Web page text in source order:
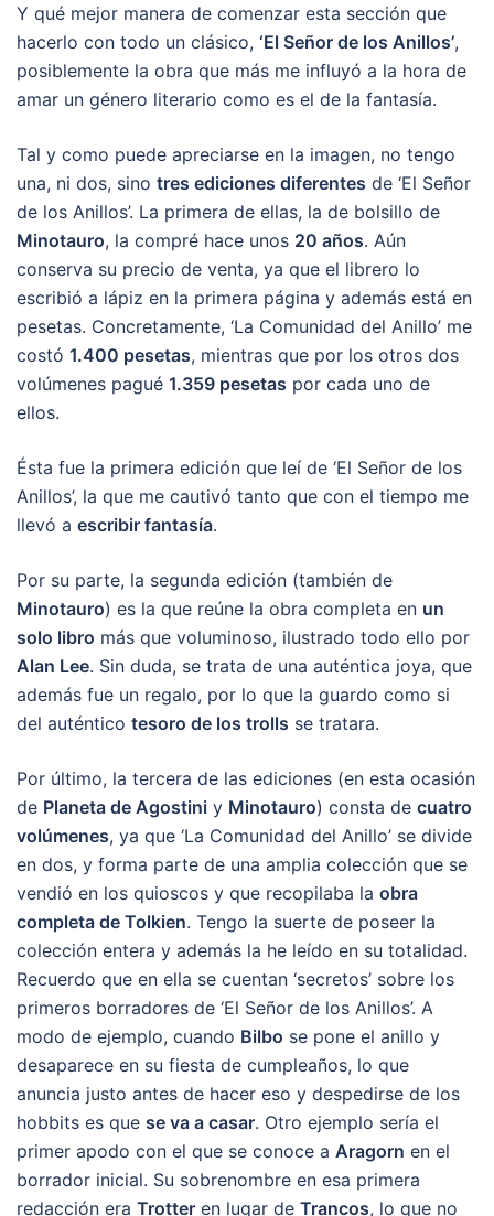
Y qué mejor manera de comenzar esta sección que
hacerlo con todo un clásico, ‘El Señor de los Anillos’,
posiblemente la obra que más me influyó a la hora de
amar un género literario como es el de la fantasía.
Tal y como puede apreciarse en la imagen, no tengo
una, ni dos, sino tres ediciones diferentes de ‘El Señor
de los Anillos’. La primera de ellas, la de bolsillo de
Minotauro, la compré hace unos 20 años. Aún
conserva su precio de venta, ya que el librero lo
escribió a lápiz en la primera página y además está en
pesetas. Concretamente, ‘La Comunidad del Anillo’ me
costó 1.400 pesetas, mientras que por los otros dos
volúmenes pagué 1.359 pesetas por cada uno de
ellos.
Ésta fue la primera edición que leí de ‘El Señor de los
Anillos’, la que me cautivó tanto que con el tiempo me
llevó a escribir fantasía.
Por su parte, la segunda edición (también de
Minotauro) es la que reúne la obra completa en un
solo libro más que voluminoso, ilustrado todo ello por
Alan Lee. Sin duda, se trata de una auténtica joya, que
además fue un regalo, por lo que la guardo como si
del auténtico tesoro de los trolls se tratara.
Por último, la tercera de las ediciones (en esta ocasión
de Planeta de Agostini y Minotauro) consta de cuatro
volúmenes, ya que ‘La Comunidad del Anillo’ se divide
en dos, y forma parte de una amplia colección que se
vendió en los quioscos y que recopilaba la obra
completa de Tolkien. Tengo la suerte de poseer la
colección entera y además la he leído en su totalidad.
Recuerdo que en ella se cuentan ‘secretos’ sobre los
primeros borradores de ‘El Señor de los Anillos’. A
modo de ejemplo, cuando Bilbo se pone el anillo y
desaparece en su fiesta de cumpleaños, lo que
anuncia justo antes de hacer eso y despedirse de los
hobbits es que se va a casar. Otro ejemplo sería el
primer apodo con el que se conoce a Aragorn en el
borrador inicial. Su sobrenombre en esa primera
redacción era Trotter en lugar de Trancos, lo que no